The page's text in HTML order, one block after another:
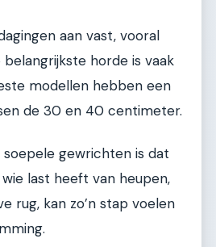
aan vast, vooral
horde is vaak
modellen hebben een
de 30 en 40 centimeter.
gewrichten is dat
last heeft van heupen,
rug, kan zo’n stap voelen